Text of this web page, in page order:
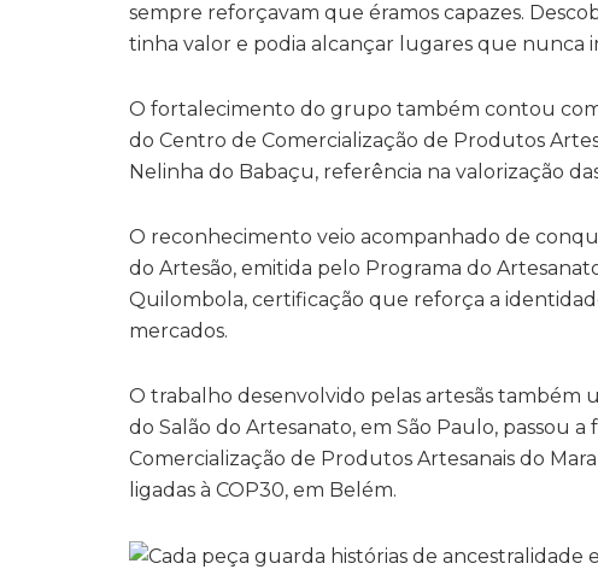
sempre reforçavam que éramos capazes.
tinha valor e podia alcançar lugares que nunca
O fortalecimento do grupo também contou
do Centro de Comercialização de Produtos
Nelinha do Babaçu, referência na valorização
O reconhecimento veio acompanhado de
do Artesão, emitida pelo Programa do
Quilombola, certificação que reforça a
mercados.
O trabalho desenvolvido pelas artesãs também
do Salão do Artesanato, em São Paulo, passou
Comercialização de Produtos Artesanais do
ligadas à COP30, em Belém.